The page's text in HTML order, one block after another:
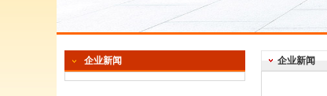
企业新闻 企业新闻